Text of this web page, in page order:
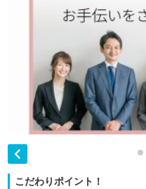

こだわりポイント！